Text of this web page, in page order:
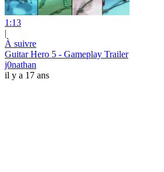
1:13
|
À suivre
Guitar Hero 5 - Gameplay Trailer
j0nathan
il y a 17 ans